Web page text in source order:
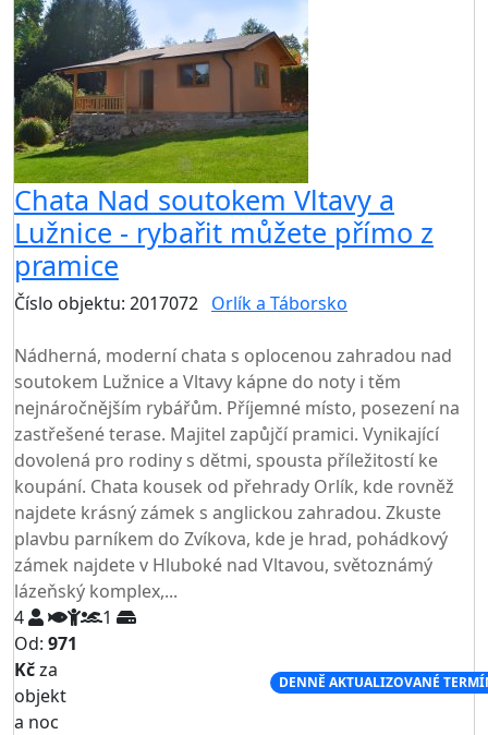
Chata Nad soutokem Vltavy a
Lužnice - rybařit můžete přímo z
pramice
Číslo objektu: 2017072 Orlík a Táborsko
Nádherná, moderní chata s oplocenou zahradou nad
soutokem Lužnice a Vltavy kápne do noty i těm
nejnáročnějším rybářům. Příjemné místo, posezení na
zastřešené terase. Majitel zapůjčí pramici. Vynikající
dovolená pro rodiny s dětmi, spousta příležitostí ke
koupání. Chata kousek od přehrady Orlík, kde rovněž
najdete krásný zámek s anglickou zahradou. Zkuste
plavbu parníkem do Zvíkova, kde je hrad, pohádkový
zámek najdete v Hluboké nad Vltavou, světoznámý
lázeňský komplex,...
4
1
Od: 971
Kčza
objekt
a noc
DENNĚ AKTUALIZOVANÉ